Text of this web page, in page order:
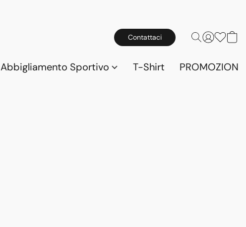
Contattaci
Abbigliamento Sportivo T-Shirt PROMOZIONI